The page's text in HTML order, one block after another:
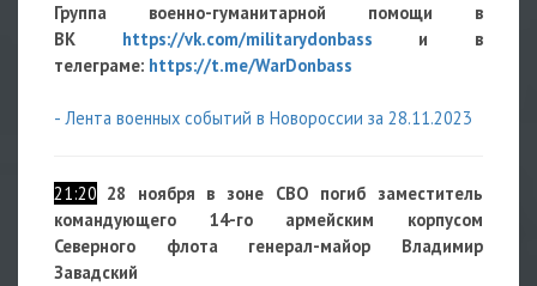
Группа военно-гуманитарной помощи в
ВК https://vk.com/militarydonbass и в
телеграме: https://t.me/WarDonbass
- Лента военных событий в Новороссии за 28.11.2023
21:20 28 ноября в зоне СВО погиб заместитель
командующего 14-го армейским корпусом
Северного флота генерал-майор Владимир
Завадский